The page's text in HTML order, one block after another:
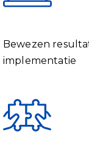
Bewezen
implementatie